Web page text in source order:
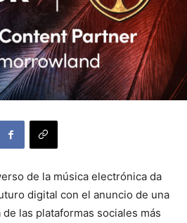
de la música electrónica da
digital con el anuncio de una
las plataformas sociales más